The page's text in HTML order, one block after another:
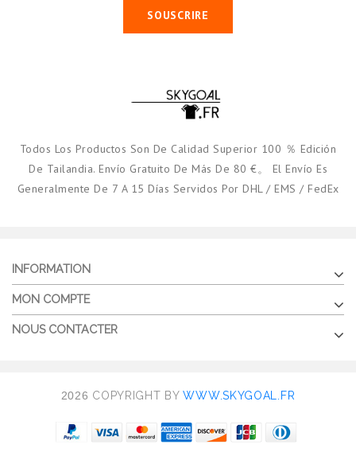
SOUSCRIRE
Todos Los Productos Son De Calidad Superior 100 ％ Edición
De Tailandia. Envío Gratuito De Más De 80 €。 El Envío Es
Generalmente De 7 A 15 Días Servidos Por DHL / EMS / FedEx
INFORMATION
MON COMPTE
NOUS CONTACTER
2026 COPYRIGHT BYWWW.SKYGOAL.FR